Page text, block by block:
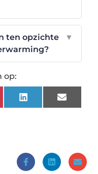
ten opzichte
▼
op:
LinkedInEmail